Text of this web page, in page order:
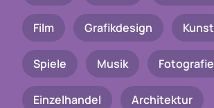
Film Grafikdesign Kunst
Spiele Musik Fotografie
Einzelhandel Architektur